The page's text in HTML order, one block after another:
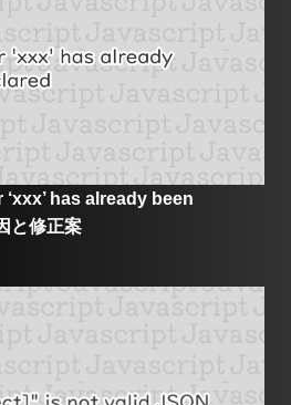
has already been
と修正案